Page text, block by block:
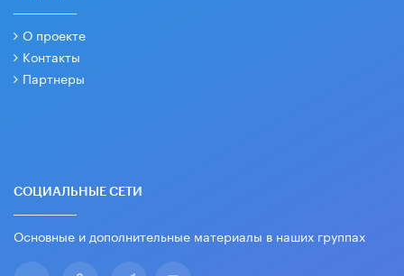
О проекте
Контакты
Партнеры
СОЦИАЛЬНЫЕ СЕТИ
Основные и дополнительные материалы в наших группах